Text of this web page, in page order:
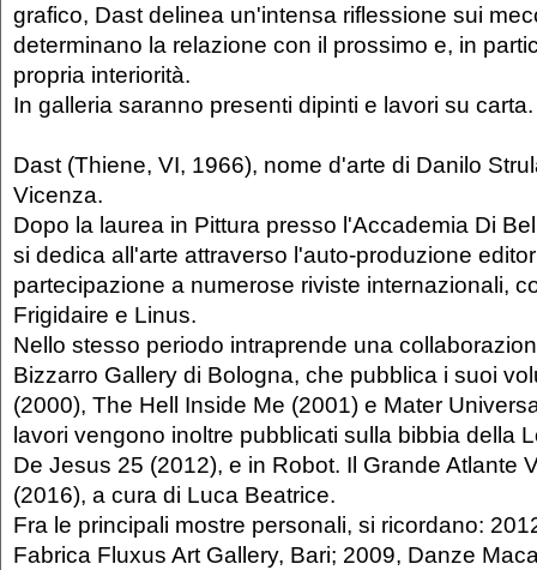
grafico, Dast delinea un'intensa riflessione sui
determinano la relazione con il prossimo e, in
propria interiorità.
In galleria saranno presenti dipinti e lavori su
Dast (Thiene, VI, 1966), nome d'arte di Danilo
Vicenza.
Dopo la laurea in Pittura presso l'Accademia Di
si dedica all'arte attraverso l'auto-produzione
partecipazione a numerose riviste internazionali,
Frigidaire e Linus.
Nello stesso periodo intraprende una
Bizzarro Gallery di Bologna, che pubblica i suoi
(2000), The Hell Inside Me (2001) e Mater
lavori vengono inoltre pubblicati sulla bibbia della
De Jesus 25 (2012), e in Robot. Il Grande Atlante
(2016), a cura di Luca Beatrice.
Fra le principali mostre personali, si ricordano:
Fabrica Fluxus Art Gallery, Bari; 2009, Danze